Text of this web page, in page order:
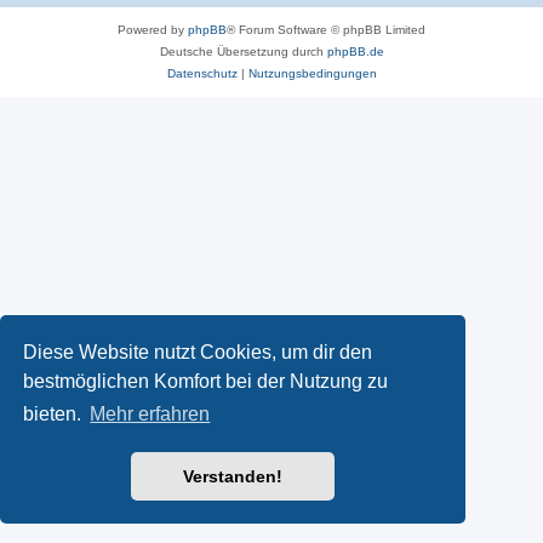
Diese Website nutzt Cookies, um dir den
bestmöglichen Komfort bei der Nutzung zu
bieten. Mehr erfahren
Verstanden!
Powered by phpBB® Forum Software © phpBB Limited
Deutsche Übersetzung durch phpBB.de
Datenschutz| Nutzungsbedingungen